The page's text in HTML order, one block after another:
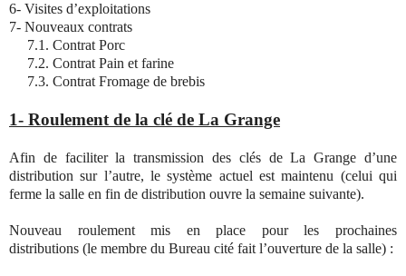
6- Visites d’exploitations
7- Nouveaux contrats
7.1. Contrat Porc
7.2. Contrat Pain et farine
7.3. Contrat Fromage de brebis
1- Roulement de la clé de La Grange
Afin de faciliter la transmission des clés de La Grange d’une
distribution sur l’autre, le système actuel est maintenu (celui qui
ferme la salle en fin de distribution ouvre la semaine suivante).
Nouveau roulement mis en place pour les prochaines
distributions (le membre du Bureau cité fait l’ouverture de la salle) :